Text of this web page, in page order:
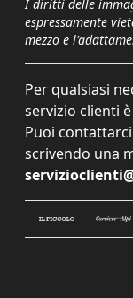
I diritti delle
espressamente
mezzo e
Per qualsiasi
servizio clienti
Puoi
scrivendo una